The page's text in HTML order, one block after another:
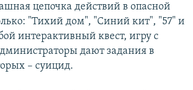
цепочка действий в опасной
"Тихий дом", "Синий кит", "57" и
интерактивный квест, игру с
дают задания в
– суицид.